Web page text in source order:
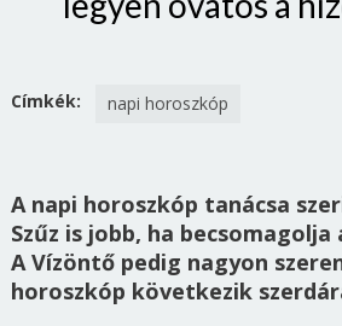
Címkék: napi horoszkóp
A napi horoszkóp tanácsa
Szűz is jobb, ha
A Vízöntő pedig nagyon
horoszkóp következik